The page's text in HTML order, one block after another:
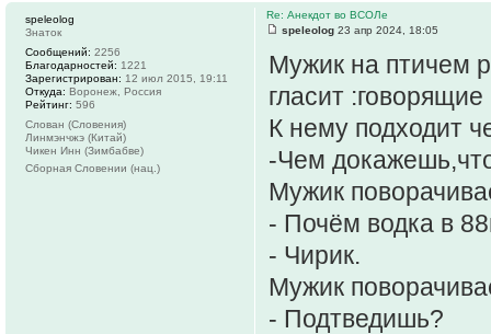
Re: Анекдот во ВСОЛе
speleolog 23 апр 2024, 18:05
Мужик на птичем
гласит
К нему подходит
-Чем
Мужик
- Почём водка в
- Чирик.
Мужик
- Подтведишь?
speleolog
Знаток
Сообщений: 2256
Благодарностей: 1221
Зарегистрирован: 12 июл 2015, 19:11
Откуда: Воронеж, Россия
Рейтинг: 596
Слован (Словения)
Линмэнчжэ (Китай)
Чикен Инн (Зимбабве)
Сборная Словении (нац.)